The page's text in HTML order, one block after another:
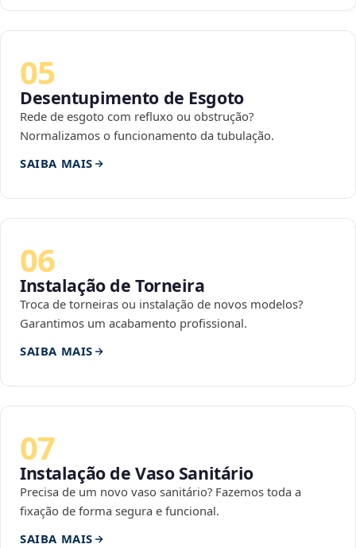
05
Desentupimento de Esgoto
Rede de esgoto com refluxo ou obstrução?
Normalizamos o funcionamento da tubulação.
SAIBA MAIS
06
Instalação de Torneira
Troca de torneiras ou instalação de novos modelos?
Garantimos um acabamento profissional.
SAIBA MAIS
07
Instalação de Vaso Sanitário
Precisa de um novo vaso sanitário? Fazemos toda a
fixação de forma segura e funcional.
SAIBA MAIS